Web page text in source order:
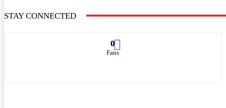
STAY CONNECTED
0
Fans